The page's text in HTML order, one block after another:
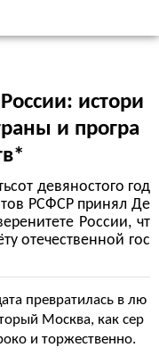
истори
и програ
девяностого год
РСФСР принял Де
России, чт
отечественной гос
превратилась в лю
Москва, как сер
и торжественно.